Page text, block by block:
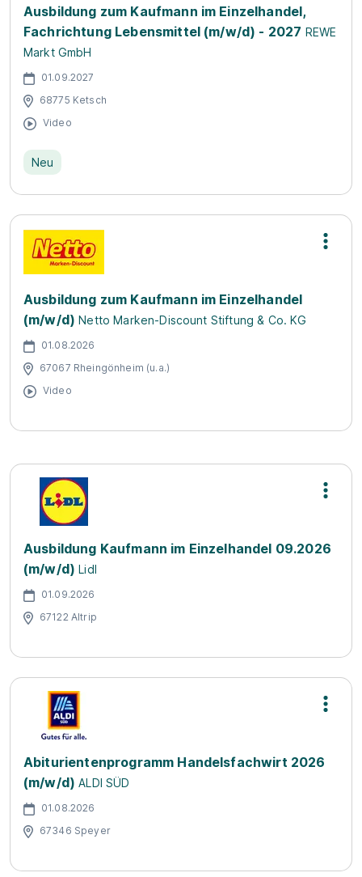
Ausbildung zum Kaufmann im Einzelhandel,
Fachrichtung Lebensmittel (m/w/d) - 2027 REWE
Markt GmbH
01.09.2027
68775 Ketsch
Video
Neu
Ausbildung zum Kaufmann im Einzelhandel
(m/w/d) Netto Marken-Discount Stiftung & Co. KG
01.08.2026
67067 Rheingönheim (u.a.)
Video
Ausbildung Kaufmann im Einzelhandel 09.2026
(m/w/d) Lidl
01.09.2026
67122 Altrip
Abiturientenprogramm Handelsfachwirt 2026
(m/w/d) ALDI SÜD
01.08.2026
67346 Speyer